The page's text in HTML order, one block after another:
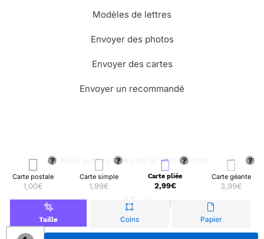
Carte postale
1,00€
Carte simple
1,99€
Carte pliée
2,99€
Carte géante
3,99€
Taille Coins Papier
Modèles de lettres
Envoyer des photos
Envoyer des cartes
Envoyer un recommandé
🌳 Nous avons planté plus de 13.000 arbres !
© Merci Facteur